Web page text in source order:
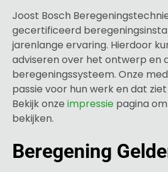
Joost Bosch
gecertificeerd
jarenlange ervaring. Hierdoor
adviseren over het ontwerp en
beregeningssysteem. Onze
passie voor hun werk en dat
Bekijk onze impressie pagina
bekijken.
Beregening